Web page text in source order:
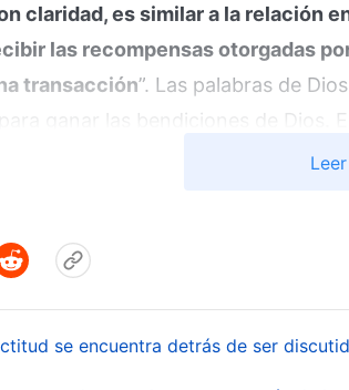
claridad, es similar a la relación
las recompensas otorgadas
transacción”. Las palabras de
ganar las bendiciones de Dios.
de mi corazón. Pensé que, como
y mi vida se hizo más
fe? Estaba contrariado, sentía que
se encuentra detrás de ser